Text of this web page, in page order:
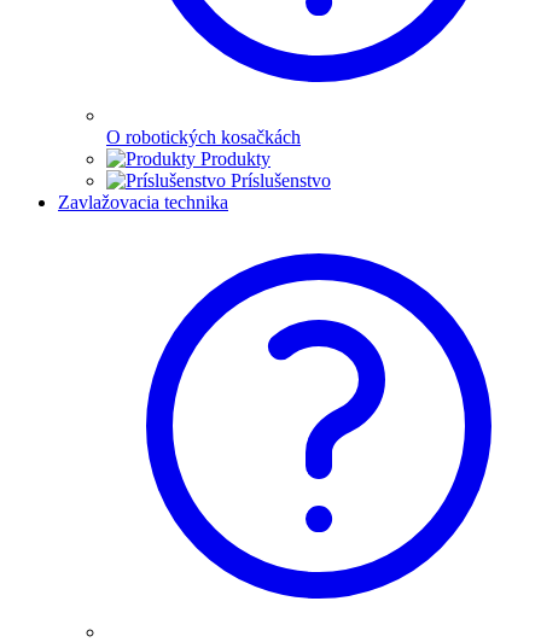
O robotických kosačkách
Produkty
Príslušenstvo
Zavlažovacia technika